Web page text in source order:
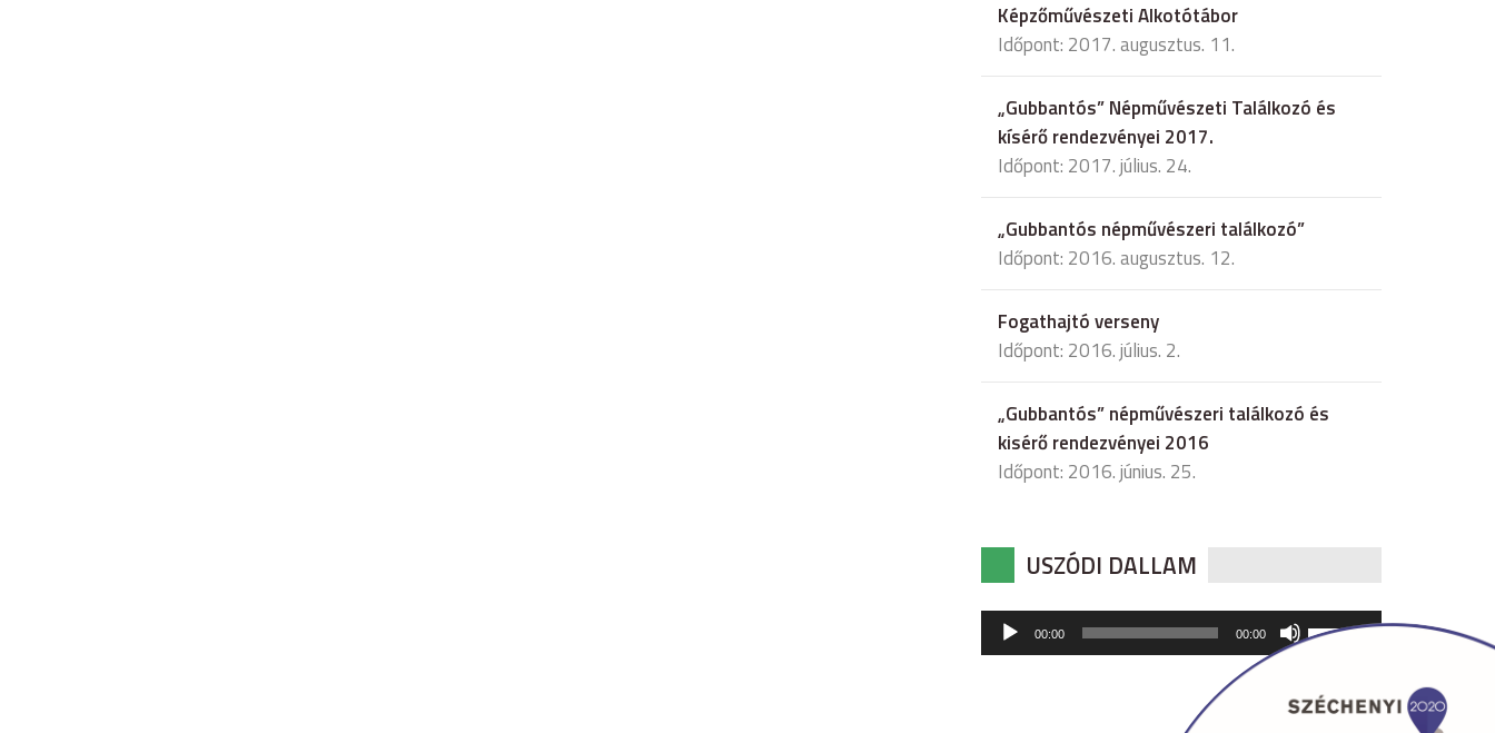
Képzőművészeti Alkotótábor
Időpont: 2017. augusztus. 11.
„Gubbantós” Népművészeti Találkozó és
kísérő rendezvényei 2017.
Időpont: 2017. július. 24.
„Gubbantós népművészeri találkozó”
Időpont: 2016. augusztus. 12.
Fogathajtó verseny
Időpont: 2016. július. 2.
„Gubbantós” népművészeri találkozó és
kisérő rendezvényei 2016
Időpont: 2016. június. 25.
USZÓDI DALLAM
Audió
lejátszó
00:00 00:00
hangerő
csökkentéséhez